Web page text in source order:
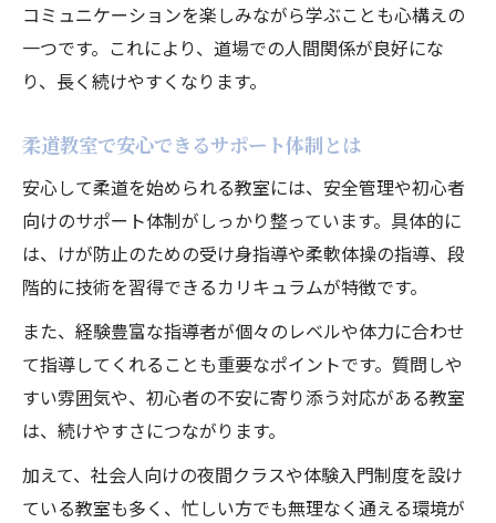
コミュニケーションを楽しみながら学ぶことも心構えの
一つです。これにより、道場での人間関係が良好にな
り、長く続けやすくなります。
柔道教室で安心できるサポート体制とは
安心して柔道を始められる教室には、安全管理や初心者
向けのサポート体制がしっかり整っています。具体的に
は、けが防止のための受け身指導や柔軟体操の指導、段
階的に技術を習得できるカリキュラムが特徴です。
また、経験豊富な指導者が個々のレベルや体力に合わせ
て指導してくれることも重要なポイントです。質問しや
すい雰囲気や、初心者の不安に寄り添う対応がある教室
は、続けやすさにつながります。
加えて、社会人向けの夜間クラスや体験入門制度を設け
ている教室も多く、忙しい方でも無理なく通える環境が